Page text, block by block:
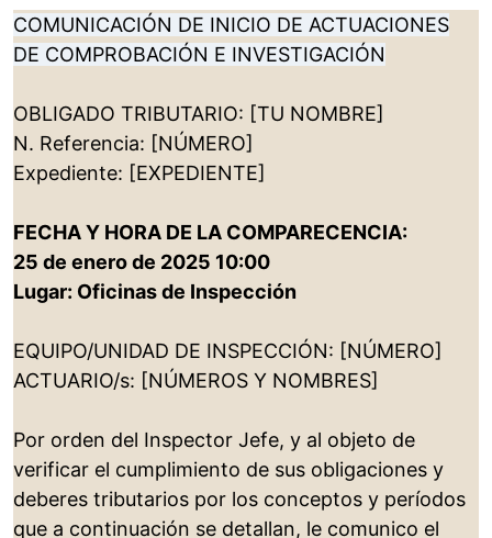
COMUNICACIÓN DE INICIO DE ACTUACIONES
DE COMPROBACIÓN E INVESTIGACIÓN
OBLIGADO TRIBUTARIO: [TU NOMBRE]
N. Referencia: [NÚMERO]
Expediente: [EXPEDIENTE]
FECHA Y HORA DE LA COMPARECENCIA:
25 de enero de 2025 10:00
Lugar: Oficinas de Inspección
EQUIPO/UNIDAD DE INSPECCIÓN: [NÚMERO]
ACTUARIO/s: [NÚMEROS Y NOMBRES]
Por orden del Inspector Jefe, y al objeto de
verificar el cumplimiento de sus obligaciones y
deberes tributarios por los conceptos y períodos
que a continuación se detallan, le comunico el